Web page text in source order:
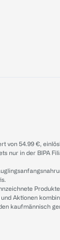
54.99 €,
nur in der BIPA
Aktionen
kaufmännisch